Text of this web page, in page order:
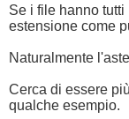
Se i file hanno
estensione come
Naturalmente
Cerca di essere
qualche esempio.